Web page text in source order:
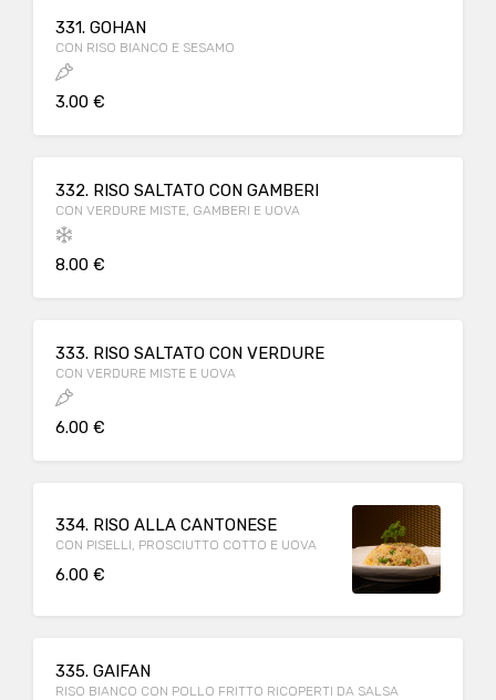
331. GOHAN
CON RISO BIANCO E SESAMO
3.00 €
332. RISO SALTATO CON GAMBERI
CON VERDURE MISTE, GAMBERI E UOVA
8.00 €
333. RISO SALTATO CON VERDURE
CON VERDURE MISTE E UOVA
6.00 €
334. RISO ALLA CANTONESE
CON PISELLI, PROSCIUTTO COTTO E UOVA
6.00 €
335. GAIFAN
RISO BIANCO CON POLLO FRITTO RICOPERTI DA SALSA